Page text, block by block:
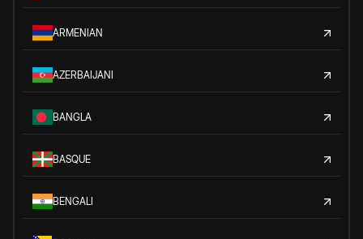
ARMENIAN
AZERBAIJANI
BANGLA
BASQUE
BENGALI